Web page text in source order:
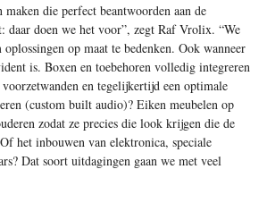
maken die perfect beantwoorden aan de
daar doen we het voor”, zegt Raf Vrolix. “We
op maat te bedenken. Ook wanneer
is. Boxen en toebehoren volledig integreren
en tegelijkertijd een optimale
(custom built audio)? Eiken meubelen op
zodat ze precies die look krijgen die de
het inbouwen van elektronica, speciale
Dat soort uitdagingen gaan we met veel